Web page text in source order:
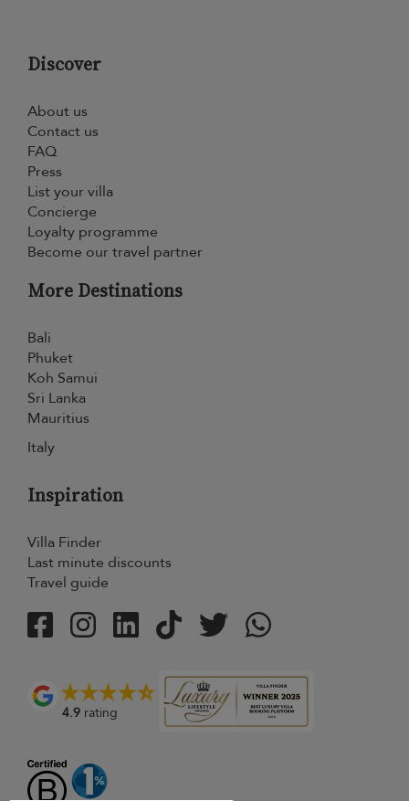
Discover
About us
Contact us
FAQ
Press
List your villa
Concierge
Loyalty programme
Become our travel partner
More Destinations
Bali
Phuket
Koh Samui
Sri Lanka
Mauritius
Italy
Inspiration
Villa Finder
Last minute discounts
Travel guide
4.9 rating